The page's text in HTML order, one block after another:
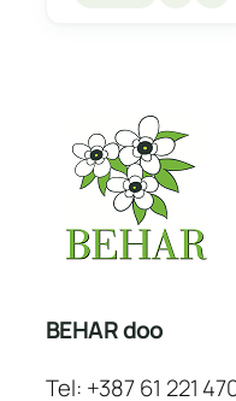
BEHAR doo
Tel: +387 61 221